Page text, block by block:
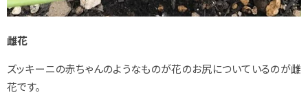
雌花
ズッキーニの赤ちゃんのようなものが花のお尻についているのが雌
花です。